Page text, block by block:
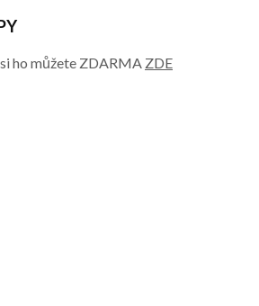
ho můžete ZDARMA ZDE